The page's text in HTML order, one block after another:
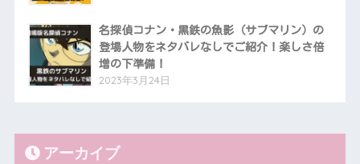
名探偵コナン・黒鉄の魚影（サブマリン）の
登場人物をネタバレなしでご紹介！楽しさ倍
増の下準備！
2023年3月24日
アーカイブ